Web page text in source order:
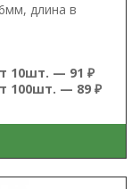
длина в
10шт. — 91 ₽
100шт. — 89 ₽